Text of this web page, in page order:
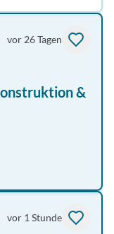
vor 26 Tagen
&
vor 1 Stunde